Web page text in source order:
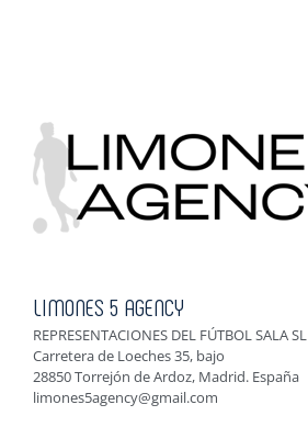
LIMONES 5 AGENCY
REPRESENTACIONES DEL FÚTBOL SALA SL
Carretera de Loeches 35, bajo
28850 Torrejón de Ardoz, Madrid. España
limones5agency@gmail.com